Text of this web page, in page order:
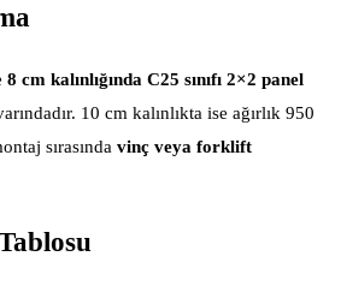
8 cm kalınlığında C25 sınıfı 2×2 panel
10 cm kalınlıkta ise ağırlık 950
sırasında vinç veya forklift